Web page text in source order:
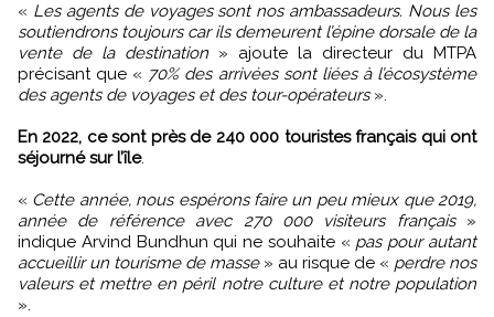
« Les agents de voyages sont nos ambassadeurs. Nous les
soutiendrons toujours car ils demeurent l’épine dorsale de la
vente de la destination » ajoute la directeur du MTPA
précisant que « 70% des arrivées sont liées à l’écosystème
des agents de voyages et des tour-opérateurs».
En 2022, ce sont près de 240 000 touristes français qui ont
séjourné sur l’île.
« Cette année, nous espérons faire un peu mieux que 2019,
année de référence avec 270 000 visiteurs français»
indique Arvind Bundhun qui ne souhaite « pas pour autant
accueillir un tourisme de masse» au risque de « perdre nos
valeurs et mettre en péril notre culture et notre population
».